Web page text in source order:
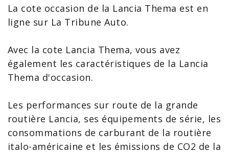
La cote occasion de la Lancia Thema est en
ligne sur La Tribune Auto.
Avec la cote Lancia Thema, vous avez
également les caractéristiques de la Lancia
Thema d'occasion.
Les performances sur route de la grande
routière Lancia, ses équipements de série, les
consommations de carburant de la routière
italo-américaine et les émissions de CO2 de la